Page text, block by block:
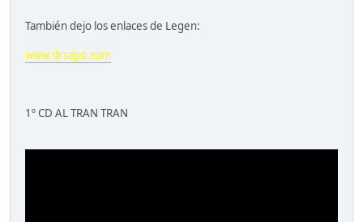
También dejo los enlaces de Legen:
www.drsapo.com
1º CD AL TRAN TRAN